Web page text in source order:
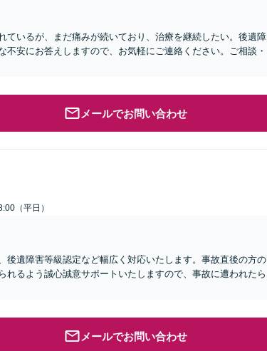
ているが、まだ痛みが続いており、治療を継続したい。後遺障
安にお答えしますので、お気軽にご連絡ください。ご相談・
メールでお問い合わせ
（平日）
後遺障害等級認定など幅広く対応いたします。事故直後の方の
るよう誠心誠意サポートいたしますので、事故に遭われたら
メールでお問い合わせ